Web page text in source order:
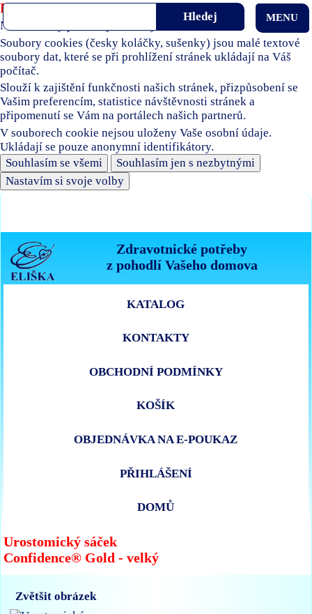
Používáme soubory cookies
Naše stránky používají soubory cookies.
Soubory cookies (česky koláčky, sušenky) jsou malé textové
soubory dat, které se při prohlížení stránek ukládají na Váš
počítač.
Slouží k zajištění funkčnosti našich stránek, přizpůsobení se
Vašim preferencím, statistice návštěvnosti stránek a
připomenutí se Vám na portálech našich partnerů.
V souborech cookie nejsou uloženy Vaše osobní údaje.
Ukládají se pouze anonymní identifikátory.
Souhlasím se všemi
Souhlasím jen s nezbytnými
Nastavím si svoje volby
Zdravotnické potřeby
z pohodlí Vašeho domova
MENU
KATALOG
KONTAKTY
OBCHODNÍ PODMÍNKY
KOŠÍK
OBJEDNÁVKA NA E-POUKAZ
PŘIHLÁŠENÍ
DOMŮ
Urostomický sáček
Confidence® Gold - velký
Zvětšit obrázek